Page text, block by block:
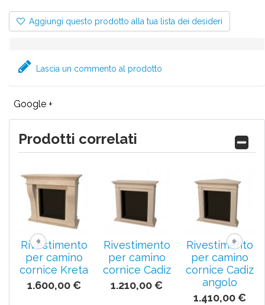
Aggiungi questo prodotto alla tua lista dei desideri
Lascia un commento al prodotto
Google +
Prodotti correlati
Rivestimento
per camino
cornice Kreta
1.600,00 €
Rivestimento
per camino
cornice Cadiz
1.210,00 €
Rivestimento
per camino
cornice Cadiz
angolo
1.410,00 €